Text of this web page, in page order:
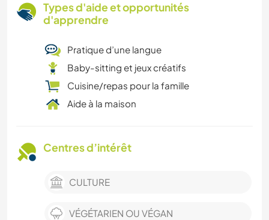
Types d'aide et opportunités
d'apprendre
Pratique d’une langue
Baby-sitting et jeux créatifs
Cuisine/repas pour la famille
Aide à la maison
Centres d’intérêt
CULTURE
VÉGÉTARIEN OU VÉGAN